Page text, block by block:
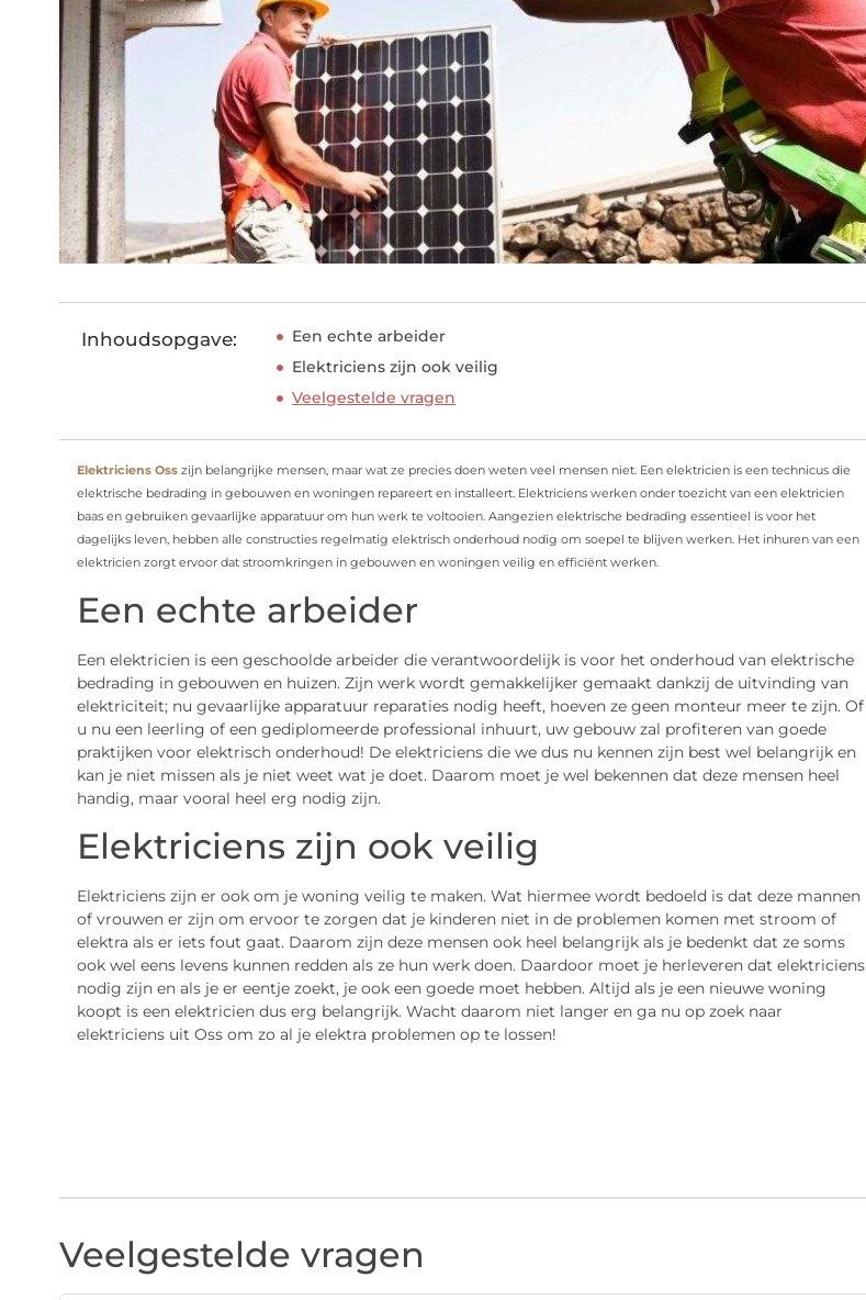
Inhoudsopgave:
Een echte arbeider
Elektriciens zijn ook veilig
Veelgestelde vragen
Elektriciens Osszijn belangrijke mensen, maar wat ze precies doen weten veel mensen niet. Een elektricien is een technicus die
elektrische bedrading in gebouwen en woningen repareert en installeert. Elektriciens werken onder toezicht van een elektricien
baas en gebruiken gevaarlijke apparatuur om hun werk te voltooien. Aangezien elektrische bedrading essentieel is voor het
dagelijks leven, hebben alle constructies regelmatig elektrisch onderhoud nodig om soepel te blijven werken. Het inhuren van een
elektricien zorgt ervoor dat stroomkringen in gebouwen en woningen veilig en efficiënt werken.
Een echte arbeider
Een elektricien is een geschoolde arbeider die verantwoordelijk is voor het onderhoud van elektrische
bedrading in gebouwen en huizen. Zijn werk wordt gemakkelijker gemaakt dankzij de uitvinding van
elektriciteit; nu gevaarlijke apparatuur reparaties nodig heeft, hoeven ze geen monteur meer te zijn. Of
u nu een leerling of een gediplomeerde professional inhuurt, uw gebouw zal profiteren van goede
praktijken voor elektrisch onderhoud! De elektriciens die we dus nu kennen zijn best wel belangrijk en
kan je niet missen als je niet weet wat je doet. Daarom moet je wel bekennen dat deze mensen heel
handig, maar vooral heel erg nodig zijn.
Elektriciens zijn ook veilig
Elektriciens zijn er ook om je woning veilig te maken. Wat hiermee wordt bedoeld is dat deze mannen
of vrouwen er zijn om ervoor te zorgen dat je kinderen niet in de problemen komen met stroom of
elektra als er iets fout gaat. Daarom zijn deze mensen ook heel belangrijk als je bedenkt dat ze soms
ook wel eens levens kunnen redden als ze hun werk doen. Daardoor moet je herleveren dat elektriciens
nodig zijn en als je er eentje zoekt, je ook een goede moet hebben. Altijd als je een nieuwe woning
koopt is een elektricien dus erg belangrijk. Wacht daarom niet langer en ga nu op zoek naar
elektriciens uit Oss om zo al je elektra problemen op te lossen!
Veelgestelde vragen